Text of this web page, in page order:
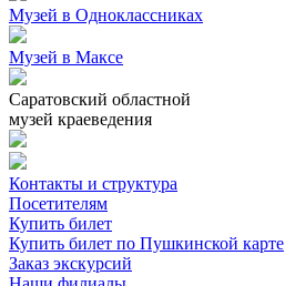
Музей в Одноклассниках
Музей в Максе
Саратовский областной
музей краеведения
Контакты и структура
Посетителям
Купить билет
Купить билет по Пушкинской карте
Заказ экскурсий